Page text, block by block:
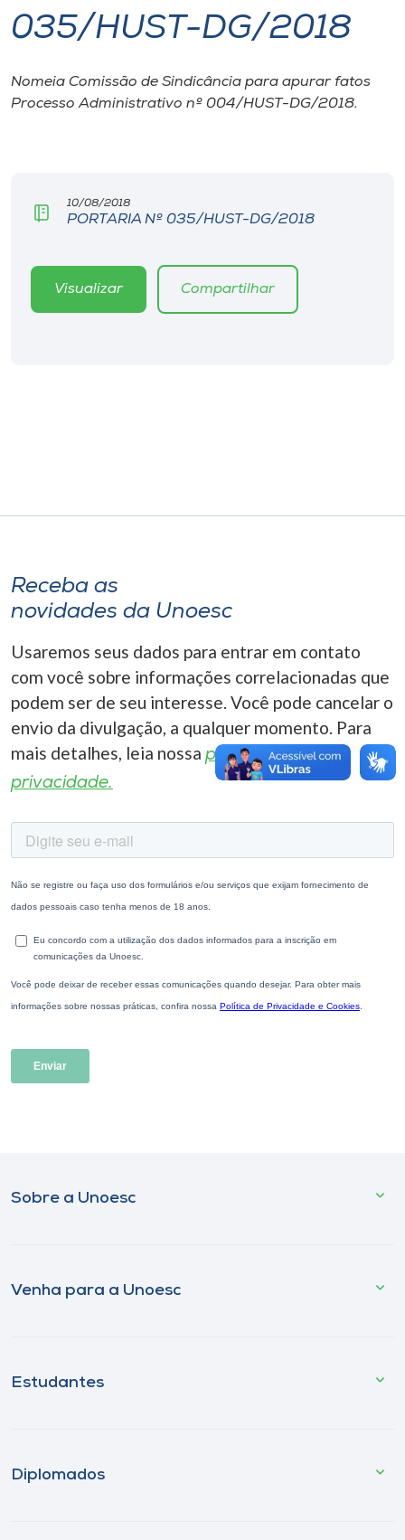
I.nova
Diplomados
CPA
Editora
Selecione
o idioma
035/HUST-DG/2018
Nomeia Comissão de Sindicância para apurar fatos
Processo Administrativo nº 004/HUST-DG/2018.
10/08/2018
PORTARIA Nº 035/HUST-DG/2018
Visualizar Compartilhar
Receba as
novidades da Unoesc
Usaremos seus dados para entrar em contato
com você sobre informações correlacionadas que
podem ser de seu interesse. Você pode cancelar o
envio da divulgação, a qualquer momento. Para
mais detalhes, leia nossa política de
privacidade.
Sobre a Unoesc
Venha para a Unoesc
Estudantes
Diplomados